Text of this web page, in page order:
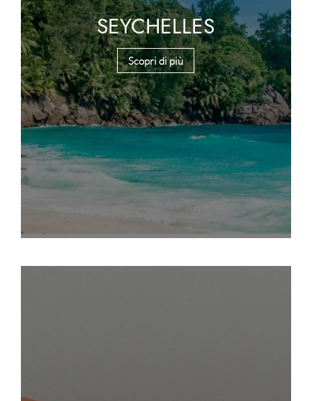
SEYCHELLES
Scopri di più